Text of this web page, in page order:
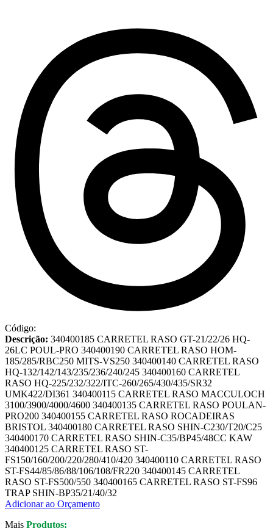
Código:
Descrição: 340400185 CARRETEL RASO GT-21/22/26 HQ-
26LC POUL-PRO 340400190 CARRETEL RASO HOM-
185/285/RBC250 MITS-VS250 340400140 CARRETEL RASO
HQ-132/142/143/235/236/240/245 340400160 CARRETEL
RASO HQ-225/232/322/ITC-260/265/430/435/SR32
UMK422/DI361 340400115 CARRETEL RASO MACCULOCH
3100/3900/4000/4600 340400135 CARRETEL RASO POULAN-
PRO200 340400155 CARRETEL RASO ROCADEIRAS
BRISTOL 340400180 CARRETEL RASO SHIN-C230/T20/C25
340400170 CARRETEL RASO SHIN-C35/BP45/48CC KAW
340400125 CARRETEL RASO ST-
FS150/160/200/220/280/410/420 340400110 CARRETEL RASO
ST-FS44/85/86/88/106/108/FR220 340400145 CARRETEL
RASO ST-FS500/550 340400165 CARRETEL RASO ST-FS96
TRAP SHIN-BP35/21/40/32
Adicionar ao Orçamento
Mais Produtos: